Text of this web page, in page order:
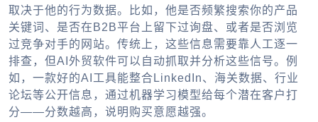
取决于他的行为数据。比如，他是否频繁搜索你的产品
关键词、是否在B2B平台上留下过询盘、或者是否浏览
过竞争对手的网站。传统上，这些信息需要靠人工逐一
排查，但AI外贸软件可以自动抓取并分析这些信号。例
如，一款好的AI工具能整合LinkedIn、海关数据、行业
论坛等公开信息，通过机器学习模型给每个潜在客户打
分——分数越高，说明购买意愿越强。